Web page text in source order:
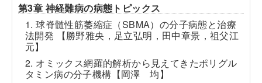
第3章 神経難病の病態トピックス
1. 球脊髄性筋萎縮症（SBMA）の分子病態と治療
法開発 【勝野雅央，足立弘明，田中章景，祖父江
元】
2. オミックス網羅的解析から見えてきたポリグル
タミン病の分子機構【岡澤 均】